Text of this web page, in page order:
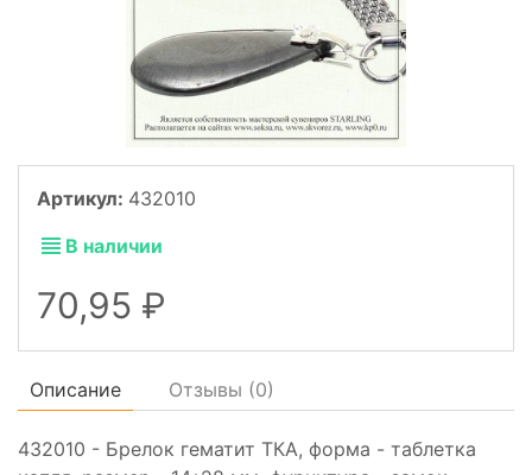
Артикул: 432010
В наличии
70,95
Описание Отзывы (0)
432010 - Брелок гематит ТКА, форма - таблетка